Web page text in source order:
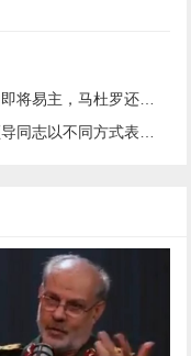
罗还有重见天日的希望吗？
表示哀悼并向其亲属表示慰问